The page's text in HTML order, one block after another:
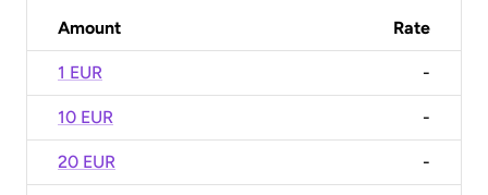
Amount Rate
1 EUR -
10 EUR -
20 EUR -